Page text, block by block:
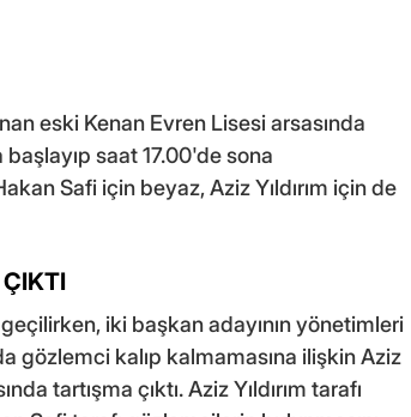
eski Kenan Evren Lisesi arsasında
saat 17.00'de sona
Safi için beyaz, Aziz Yıldırım için de
ÇIKTI
iki başkan adayının yönetimleri
gözlemci kalıp kalmamasına ilişkin Aziz
tartışma çıktı. Aziz Yıldırım tarafı